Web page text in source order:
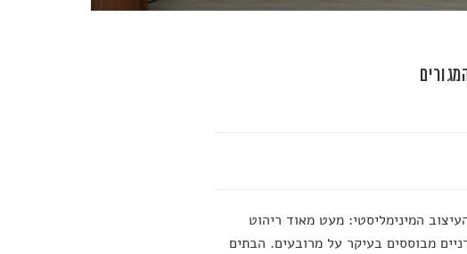
המינימליסטי: מעט מאוד ריהוט
מבוססים בעיקר על מרובעים. הבתים